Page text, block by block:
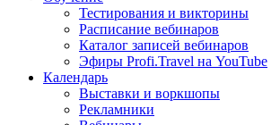
Тестирования и викторины
Расписание вебинаров
Каталог записей вебинаров
Эфиры Profi.Travel на YouTube
Календарь
Выставки и воркшопы
Рекламники